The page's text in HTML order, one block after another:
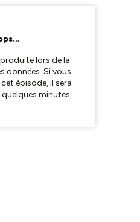
produite lors de la
données. Si vous
épisode, il sera
minutes.